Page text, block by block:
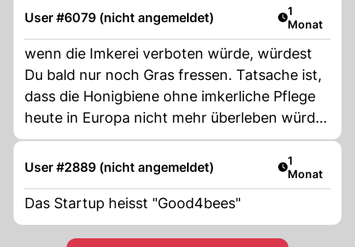
User #6079 (nicht angemeldet) Artikel
1
Monat
wenn die Imkerei verboten würde, würdest
Du bald nur noch Gras fressen. Tatsache ist,
dass die Honigbiene ohne imkerliche Pflege
heute in Europa nicht mehr überleben würde
wegen der Varroamilbe. Die Honigbiene ist
mit einem Anteil von bis zu 90% für die
Besteubung zuständig. Dann würde dein
veganes Essen ziemlich einseitig ausfallen.
User #2889 (nicht angemeldet) Artikel
1
Monat
Das Startup heisst "Good4bees"